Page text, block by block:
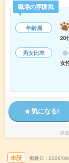
職場の雰囲気
年齢層
20
男女比率
女
気になる!
派
未読 掲載日 2026/